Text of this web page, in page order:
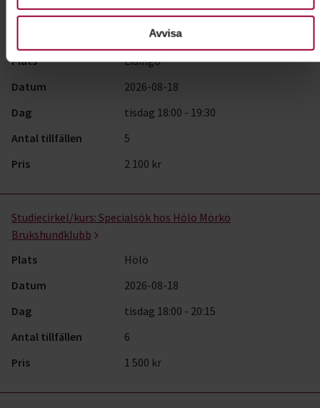
Avvisa
Studiecirkel/kurs:Specialsök nybörjarkurs start 18/8 2026
Plats
Lidingö
Datum
2026-08-18
Dag
tisdag 18:00 - 19:30
Antal tillfällen
5
Pris
2 100 kr
Studiecirkel/kurs: Specialsök hos Hölö Mörkö
Brukshundklubb
Plats
Hölö
Datum
2026-08-18
Dag
tisdag 18:00 - 20:15
Antal tillfällen
6
Pris
1 500 kr